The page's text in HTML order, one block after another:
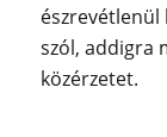
észrevétlenül
szól, addigra
közérzetet.